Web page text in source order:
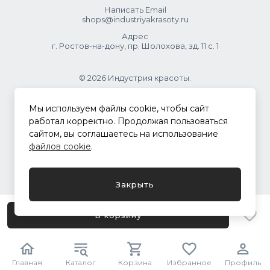
Главная Каталог Корзина Избранное Профиль
В корзину
Написать Email
shops@industriyakrasoty.ru
Адрес
г. Ростов-на-дону, пр. Шолохова, зд. 11 с. 1
© 2026 Индустрия красоты.
.
Политика конфиденциальности
Мы используем файлы cookie, чтобы сайт
работал корректно. Продолжая пользоваться
сайтом, вы соглашаетесь на использование
файлов cookie.
Закрыть